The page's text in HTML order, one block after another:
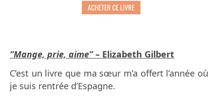
“Mange, prie, aime”– Elizabeth Gilbert
C’est un livre que ma sœur m’a offert l’année où
je suis rentrée d’Espagne.